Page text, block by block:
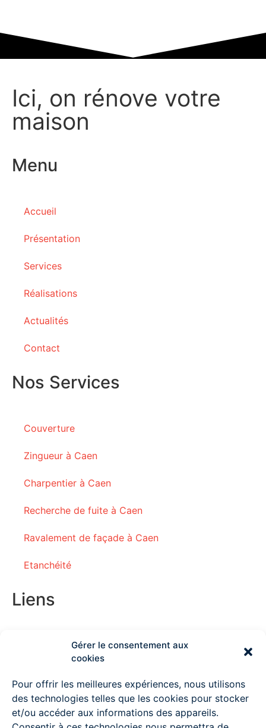
Gérer le consentement aux
cookies
Pour offrir les meilleures expériences, nous utilisons
des technologies telles que les cookies pour stocker
et/ou accéder aux informations des appareils.
Ici, on rénove votre
maison
Menu
Accueil
Présentation
Services
Réalisations
Actualités
Contact
Nos Services
Couverture
Zingueur à Caen
Charpentier à Caen
Recherche de fuite à Caen
Ravalement de façade à Caen
Etanchéité
Liens
Couvreur Deauville
Couvreur Ouistreham